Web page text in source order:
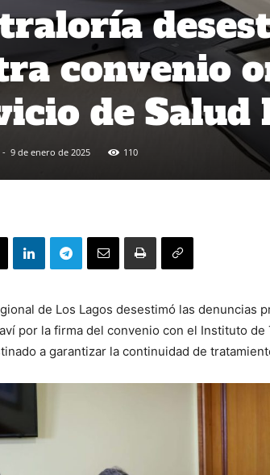
convenio
de Salud
- 9 de enero de 2025 110
de Los Lagos desestimó las denuncias
por la firma del convenio con el Instituto
a garantizar la continuidad de